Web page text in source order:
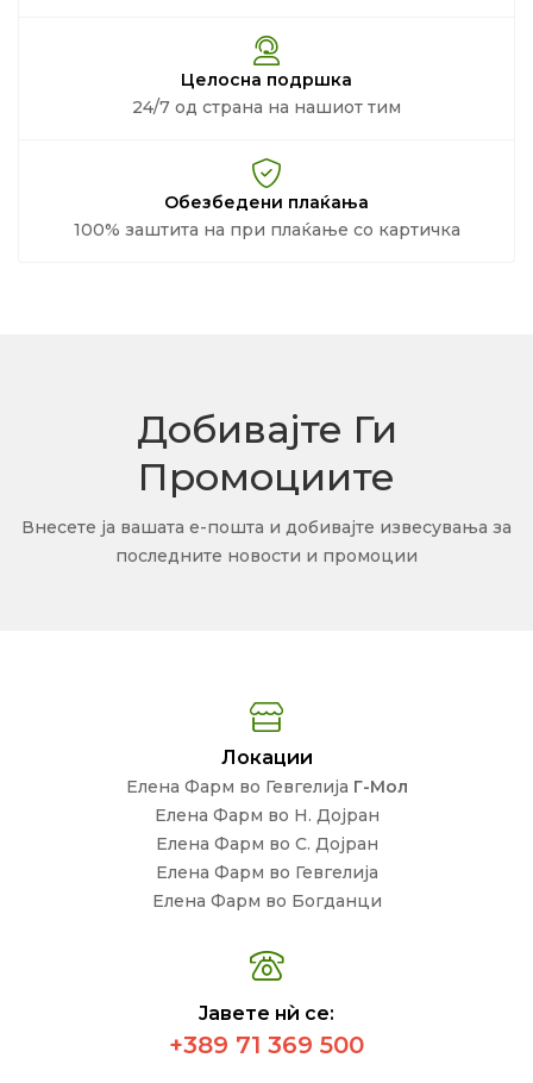
Целосна подршка
24/7 од страна на нашиот тим
Обезбедени плаќања
100% заштита на при плаќање со картичка
Добивајте Ги
Промоциите
Внесете ја вашата е-пошта и добивајте извесувања за
последните новости и промоции
Локации
Елена Фарм во Гевгелија Г-Мол
Елена Фарм во Н. Дојран
Елена Фарм во С. Дојран
Елена Фарм во Гевгелија
Елена Фарм во Богданци
Јавете нѝ се:
+389 71 369 500